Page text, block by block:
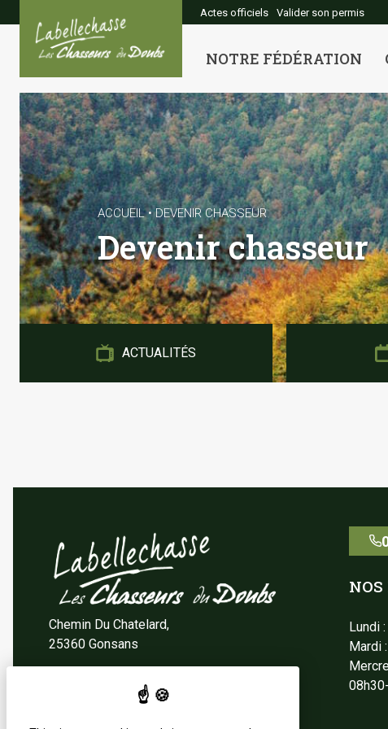
Actes officiels Valider son permis
NOTRE FÉDÉRATION
ACCUEIL•DEVENIR CHASSEUR
Devenir chasseur
ACTUALITÉS
Chemin Du Chatelard,
25360 Gonsans
NOS
Lundi
Mardi